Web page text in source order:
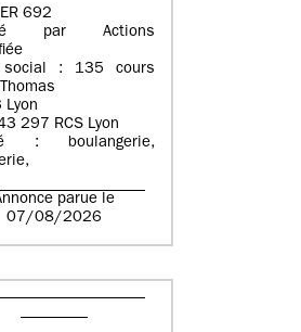
692
par Actions
social : 135 cours
297 RCS Lyon
: boulangerie,
parue le
07/08/2026